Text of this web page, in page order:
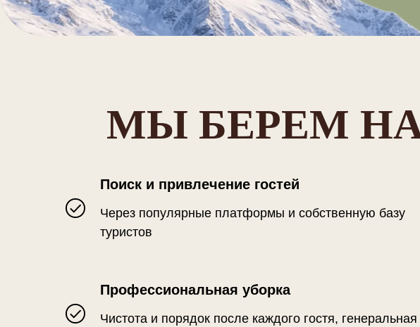
МЫ БЕРЕМ
Поиск и привлечение гостей
Через популярные платформы и собственную базу
туристов
Профессиональная уборка
Чистота и порядок после каждого гостя, генеральная